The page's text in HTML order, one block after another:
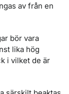
av från en
bör vara
lika hög
i vilket de är